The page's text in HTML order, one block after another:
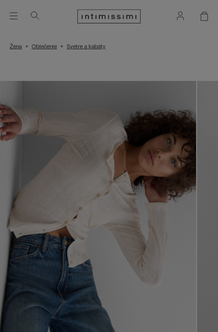
Žena Oblečenie Svetre a kabáty